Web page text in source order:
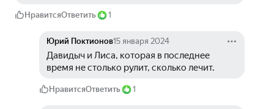
НравитсяОтветить 1
Юрий Поктионов15 января 2024
Давидыч и Лиса, которая в последнее
время не столько рулит, сколько лечит.
НравитсяОтветить 1